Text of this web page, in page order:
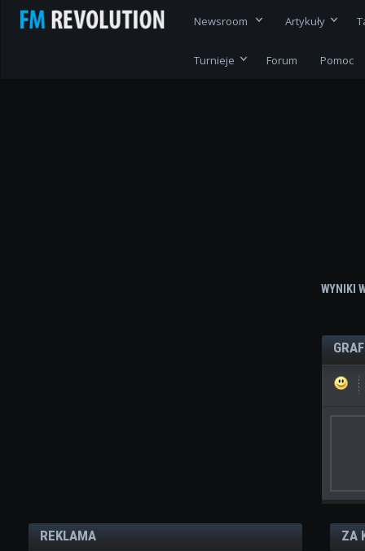
Newsroom Artykuły
Turnieje Forum Pomoc
WYNIKI
REKLAMA ZA